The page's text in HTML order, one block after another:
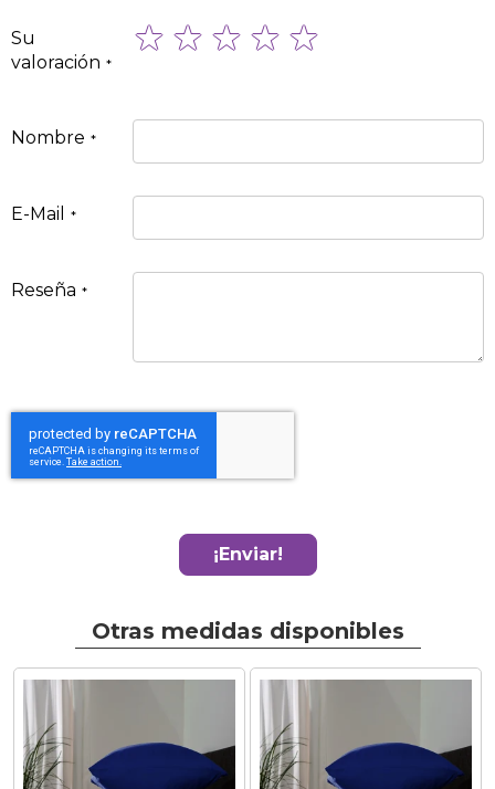
Su
valoración
1
star
2
stars
3
stars
4
stars
5
stars
Nombre
E-Mail
Reseña
¡Enviar!
Otras medidas disponibles